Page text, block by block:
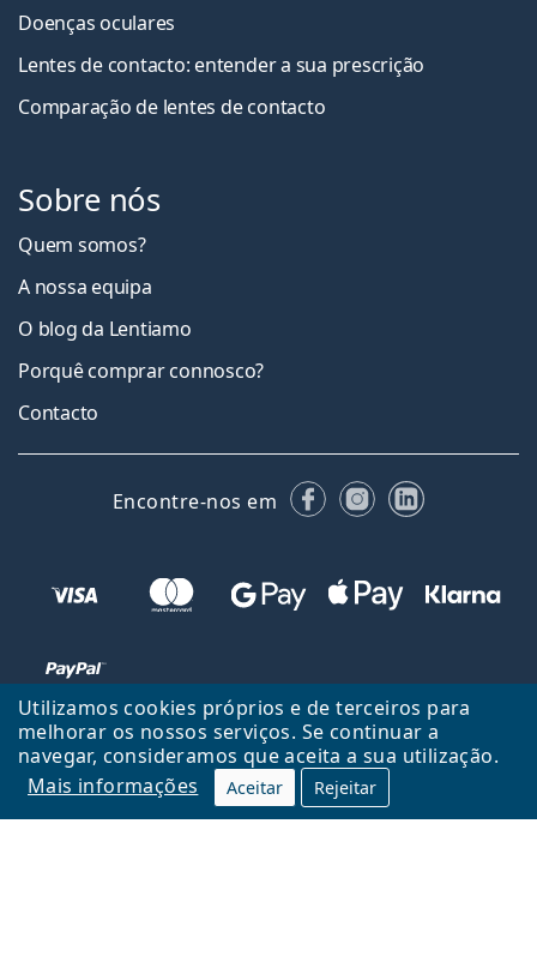
Utilizamos cookies próprios e de terceiros para
melhorar os nossos serviços. Se continuar a
navegar, consideramos que aceita a sua utilização.
Mais informações
Aceitar Rejeitar
Doenças oculares
Lentes de contacto: entender a sua prescrição
Comparação de lentes de contacto
Sobre nós
Quem somos?
A nossa equipa
O blog da Lentiamo
Porquê comprar connosco?
Contacto
Encontre-nos em FacebookInstagram
LinkedIn
Voltar ao início
Cima
Lentiamo.pt é propriedade e operado por Lentiamo s.r.o., República
Checa
Consigo durante 18 anos.